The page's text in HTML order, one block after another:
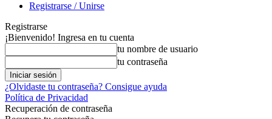
Registrarse / Unirse
Registrarse
¡Bienvenido! Ingresa en tu cuenta
tu nombre de usuario
tu contraseña
¿Olvidaste tu contraseña? Consigue ayuda
Política de Privacidad
Recuperación de contraseña